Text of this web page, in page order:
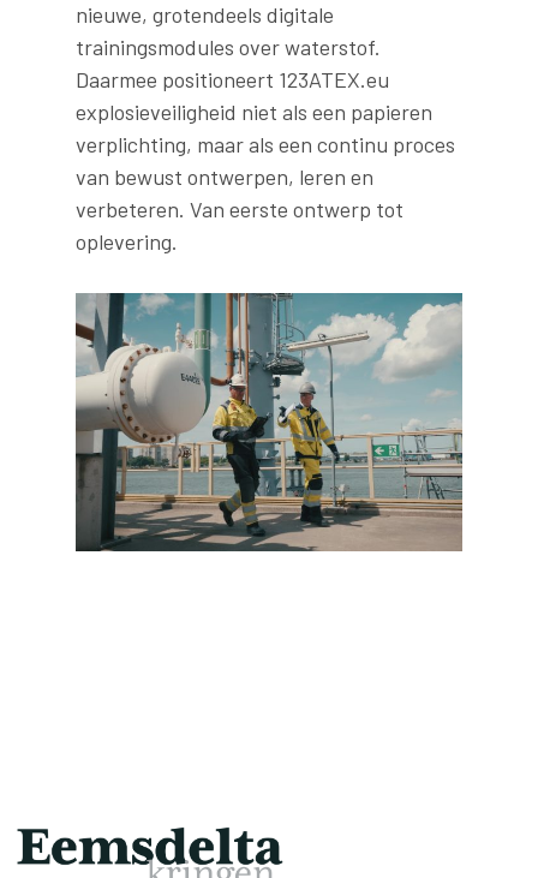
nieuwe, grotendeels digitale
trainingsmodules over waterstof.
Daarmee positioneert 123ATEX.eu
explosieveiligheid niet als een papieren
verplichting, maar als een continu proces
van bewust ontwerpen, leren en
verbeteren. Van eerste ontwerp tot
oplevering.